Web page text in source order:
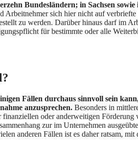
Bundesländern; in Sachsen
Arbeitnehmer sich hier nicht auf
zu werden. Darüber hinaus darf im
für bestimmte oder alle
Fällen durchaus sinnvoll sein
anzusprechen. Besonders in
oder anderweitigen Förderung
zur im Unternehmen
anderen Fällen ist es daher ratsam, mit